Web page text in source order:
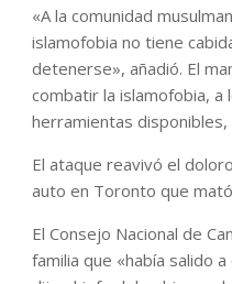
«A la comunidad
islamofobia no tiene
detenerse», añadió. El
combatir la islamofobia, a
herramientas
El ataque reavivó el
auto en Toronto que
El Consejo Nacional de
familia que «había salido